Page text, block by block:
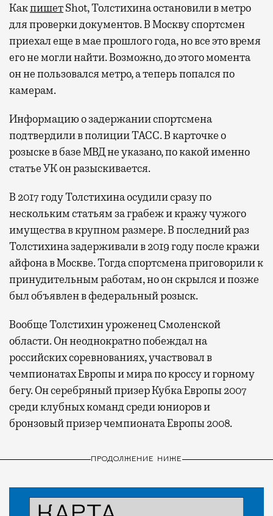
КакпишетShot, Толстихина остановили в метро
для проверки документов. В Москву спортсмен
приехал еще в мае прошлого года, но все это время
его не могли найти. Возможно,до этого момента
онне пользовался метро, а теперь попался по
камерам.
Информацию о задержании спортсмена
подтвердили в полиции ТАСС. В карточке о
розыске в базе МВД не указано, по какой именно
статье УК он разыскивается.
В 2017 году Толстихина осудили сразу по
нескольким статьям за грабеж и кражу чужого
имущества в крупном размере. В последний раз
Толстихина задерживали в 2019 году после кражи
айфона в Москве. Тогда спортсмена приговорили к
принудительным работам, но он скрылся и позже
был объявлен в федеральный розыск.
Вообще Толстихин уроженец Смоленской
области. Он неоднократно побеждал на
российских соревнованиях, участвовал в
чемпионатах Европы и мира по кроссу и горному
бегу. Он серебряный призер Кубка Европы 2007
среди клубных команд среди юниоров и
бронзовый призер чемпионата Европы 2008.
ПРОДОЛЖЕНИЕ НИЖЕ